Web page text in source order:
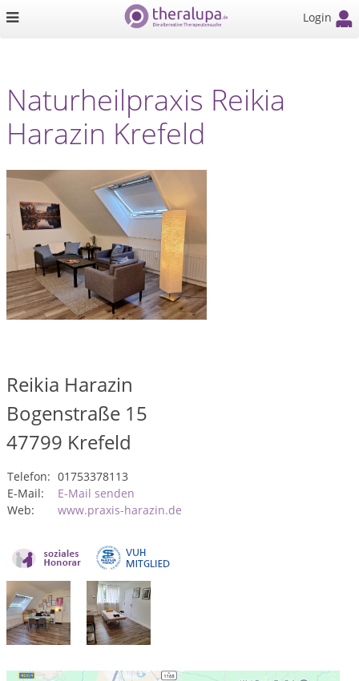
Login
Naturheilpraxis Reikia
Harazin Krefeld
Reikia Harazin
Bogenstraße 15
47799 Krefeld
Telefon: 01753378113
E-Mail:
E-Mail senden
Web:
www.praxis-harazin.de